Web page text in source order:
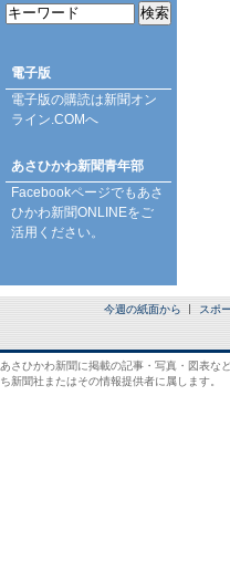
電子版
電子版の購読は新聞オン
ライン.COMへ
あさひかわ新聞青年部
Facebookページでもあさ
ひかわ新聞ONLINEをご
活用ください。
今週の紙面から スポ
あさひかわ新聞に掲載の記事・写真・図表な
ち新聞社またはその情報提供者に属します。